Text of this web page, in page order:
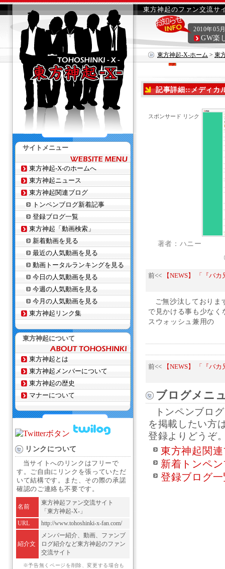
東方神起のファン交流サ
東方神起-X-ホーム > 東
ちゃいます♪
2010年05
GW楽
記事詳細::メディカ
スポンサード リンク
著者：ハニー
前<< 【NEWS】 「『バ
ご無沙汰しておりま
で見かける事も少な
スウォッシュ兼用の
前<< 【NEWS】 「『バ
ブログメニ
トンペンブロ
を掲載したい方
登録よりどうぞ
東方神起関
新着トンペ
登録ブログ
サイトメニュー
東方神起-X-のホームへ
東方神起ニュース
東方神起関連ブログ
トンペンブログ新着記事
登録ブログ一覧
東方神起「動画検索」
新着動画を見る
最近の人気動画を見る
動画トータルランキングを見る
今日の人気動画を見る
今週の人気動画を見る
今月の人気動画を見る
東方神起リンク集
東方神起について
東方神起とは
東方神起メンバーについて
東方神起の歴史
マナーについて
リンクについて
当サイトへのリンクはフリーで
す。ご自由にリンクを張っていただ
いて結構です。また、その際の承諾
確認のご連絡も不要です。
名前
東方神起ファン交流サイト
「東方神起-X-」
URL
http://www.tohoshinki-x-fan.com/
紹介文
メンバー紹介、動画、ファンブ
ログ紹介など東方神起のファン
交流サイト
※予告無くページを削除、変更する場合も